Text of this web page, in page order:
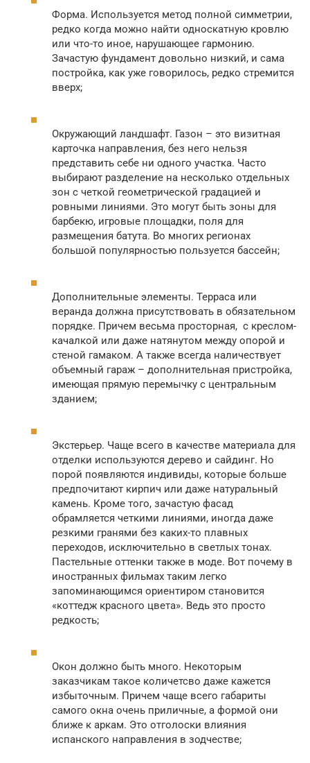
Форма. Используется метод полной симметрии,
редко когда можно найти односкатную кровлю
или что-то иное, нарушающее гармонию.
Зачастую фундамент довольно низкий, и сама
постройка, как уже говорилось, редко стремится
вверх;
Окружающий ландшафт. Газон – это визитная
карточка направления, без него нельзя
представить себе ни одного участка. Часто
выбирают разделение на несколько отдельных
зон с четкой геометрической градацией и
ровными линиями. Это могут быть зоны для
барбекю, игровые площадки, поля для
размещения батута. Во многих регионах
большой популярностью пользуется бассейн;
Дополнительные элементы. Терраса или
веранда должна присутствовать в обязательном
порядке. Причем весьма просторная, с креслом-
качалкой или даже натянутом между опорой и
стеной гамаком. А также всегда наличествует
объемный гараж – дополнительная пристройка,
имеющая прямую перемычку с центральным
зданием;
Экстерьер. Чаще всего в качестве материала для
отделки используются дерево и сайдинг. Но
порой появляются индивиды, которые больше
предпочитают кирпич или даже натуральный
камень. Кроме того, зачастую фасад
обрамляется четкими линиями, иногда даже
резкими гранями без каких-то плавных
переходов, исключительно в светлых тонах.
Пастельные оттенки также в моде. Вот почему в
иностранных фильмах таким легко
запоминающимся ориентиром становится
«коттедж красного цвета». Ведь это просто
редкость;
Окон должно быть много. Некоторым
заказчикам такое количетсво даже кажется
избыточным. Причем чаще всего габариты
самого окна очень приличные, а формой они
ближе к аркам. Это отголоски влияния
испанского направления в зодчестве;